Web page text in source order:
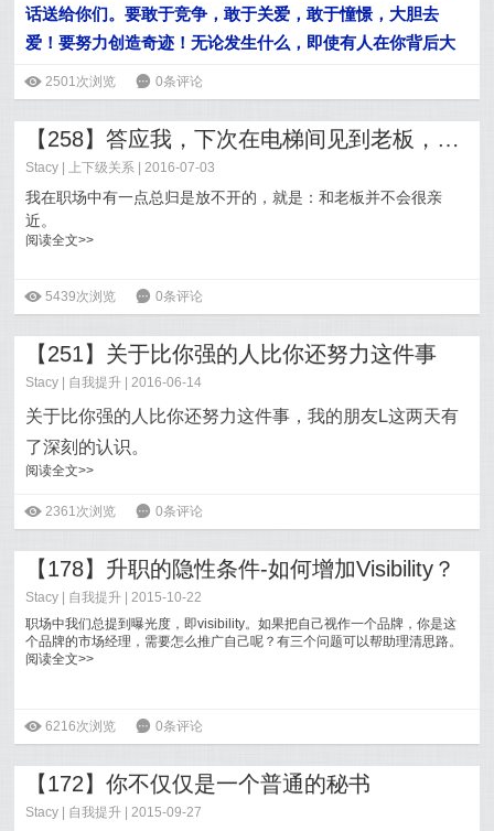
话送给你们。要敢于竞争，敢于关爱，敢于憧憬，大胆去
爱！要努力创造奇迹！无论发生什么，即使有人在你背后大
声喊叫，也要勇往直前。
ė 2501次浏览 6 0条评论
【258】答应我，下次在电梯间见到老板，不要躲，不要跑好嘛？
Stacy 上下级关系 | 2016-07-03
我在职场中有一点总归是放不开的，就是：和老板并不会很亲
近。
阅读全文>>
ė 5439次浏览 6 0条评论
【251】关于比你强的人比你还努力这件事
Stacy 自我提升 | 2016-06-14
关于比你强的人比你还努力这件事，我的朋友L这两天有
了深刻的认识。
阅读全文>>
ė 2361次浏览 6 0条评论
【178】升职的隐性条件-如何增加Visibility？
Stacy 自我提升 | 2015-10-22
职场中我们总提到曝光度，即visibility。如果把自己视作一个品牌，你是这
个品牌的市场经理，需要怎么推广自己呢？有三个问题可以帮助理清思路。
阅读全文>>
ė 6216次浏览 6 0条评论
【172】你不仅仅是一个普通的秘书
Stacy 自我提升 | 2015-09-27